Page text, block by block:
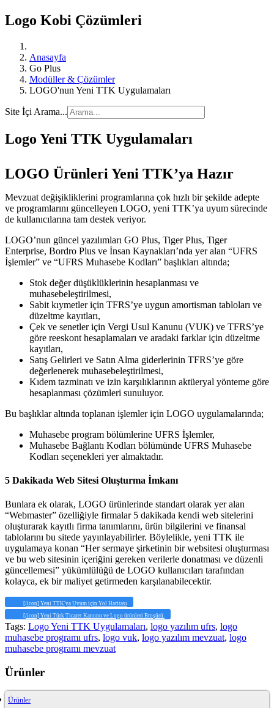
Logo Kobi Çözümleri
Anasayfa
Go Plus
Modüller & Çözümler
LOGO'nun Yeni TTK Uygulamaları
Site İçi Arama...
Logo Yeni TTK Uygulamaları
LOGO Ürünleri Yeni TTK’ya Hazır
Mevzuat değişikliklerini programlarına çok hızlı bir şekilde adepte
ve programlarını güncelleyen LOGO, yeni TTK’ya uyum sürecinde
de kullanıcılarına tam destek veriyor.
LOGO’nun güncel yazılımları GO Plus, Tiger Plus, Tiger
Enterprise, Bordro Plus ve İnsan Kaynakları’nda yer alan “UFRS
İşlemler” ve “UFRS Muhasebe Kodları” başlıkları altında;
Stok değer düşüklüklerinin hesaplanması ve
muhasebeleştirilmesi,
Sabit kıymetler için TFRS’ye uygun amortisman tabloları ve
düzeltme kayıtları,
Çek ve senetler için Vergi Usul Kanunu (VUK) ve TFRS’ye
göre reeskont hesaplamaları ve aradaki farklar için düzeltme
kayıtları,
Satış Gelirleri ve Satın Alma giderlerinin TFRS’ye göre
değerlenerek muhasebeleştirilmesi,
Kıdem tazminatı ve izin karşılıklarının aktüeryal yönteme göre
hesaplanması çözümleri sunuluyor.
Bu başlıklar altında toplanan işlemler için LOGO uygulamalarında;
Muhasebe program bölümlerine UFRS İşlemler,
Muhasebe Bağlantı Kodları bölümünde UFRS Muhasebe
Kodları seçenekleri yer almaktadır.
5 Dakikada Web Sitesi Oluşturma İmkanı
Bunlara ek olarak, LOGO ürünlerinde standart olarak yer alan
“Webmaster” özelliğiyle firmalar 5 dakikada kendi web sitelerini
oluşturarak kayıtlı firma tanımlarını, ürün bilgilerini ve finansal
tablolarını bu sitede yayınlayabilirler. Böylelikle, yeni TTK ile
uygulamaya konan “Her sermaye şirketinin bir websitesi oluşturması
ve bu web sitesinin içeriğini gereken verilerle donatması ve düzenli
güncellemesi” yükümlülüğü de LOGO kullanıcıları tarafından
kolayca, ek bir maliyet getirmeden karşılanabilecektir.
[/icon] Yeni TTK'ya Uyum için Yol Haritası
[/icon] Yeni Türk Ticaret Kanunu ve Logo ürünleri Broşürü.
Tags: Logo Yeni TTK Uygulamaları, logo yazılım ufrs, logo
muhasebe programı ufrs, logo vuk, logo yazılım mevzuat, logo
muhasebe programı mevzuat
Ürünler
Ürünler